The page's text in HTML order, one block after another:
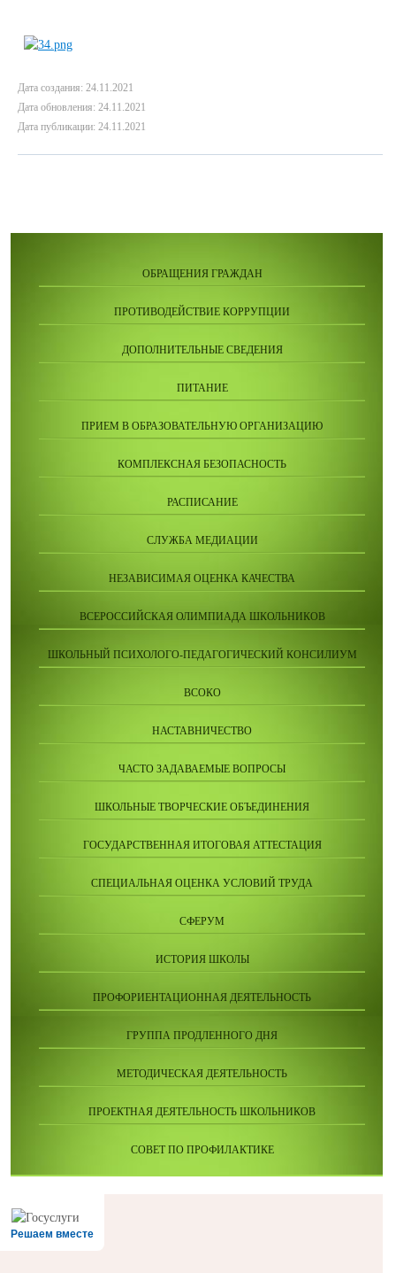
Дата создания: 24.11.2021
Дата обновления: 24.11.2021
Дата публикации: 24.11.2021
ОБРАЩЕНИЯ ГРАЖДАН
ПРОТИВОДЕЙСТВИЕ КОРРУПЦИИ
ДОПОЛНИТЕЛЬНЫЕ СВЕДЕНИЯ
ПИТАНИЕ
ПРИЕМ В ОБРАЗОВАТЕЛЬНУЮ ОРГАНИЗАЦИЮ
КОМПЛЕКСНАЯ БЕЗОПАСНОСТЬ
РАСПИСАНИЕ
СЛУЖБА МЕДИАЦИИ
НЕЗАВИСИМАЯ ОЦЕНКА КАЧЕСТВА
ВСЕРОССИЙСКАЯ ОЛИМПИАДА ШКОЛЬНИКОВ
ШКОЛЬНЫЙ ПСИХОЛОГО-ПЕДАГОГИЧЕСКИЙ КОНСИЛИУМ
ВСОКО
НАСТАВНИЧЕСТВО
ЧАСТО ЗАДАВАЕМЫЕ ВОПРОСЫ
ШКОЛЬНЫЕ ТВОРЧЕСКИЕ ОБЪЕДИНЕНИЯ
ГОСУДАРСТВЕННАЯ ИТОГОВАЯ АТТЕСТАЦИЯ
СПЕЦИАЛЬНАЯ ОЦЕНКА УСЛОВИЙ ТРУДА
СФЕРУМ
ИСТОРИЯ ШКОЛЫ
ПРОФОРИЕНТАЦИОННАЯ ДЕЯТЕЛЬНОСТЬ
ГРУППА ПРОДЛЕННОГО ДНЯ
МЕТОДИЧЕСКАЯ ДЕЯТЕЛЬНОСТЬ
ПРОЕКТНАЯ ДЕЯТЕЛЬНОСТЬ ШКОЛЬНИКОВ
СОВЕТ ПО ПРОФИЛАКТИКЕ
Решаем вместе